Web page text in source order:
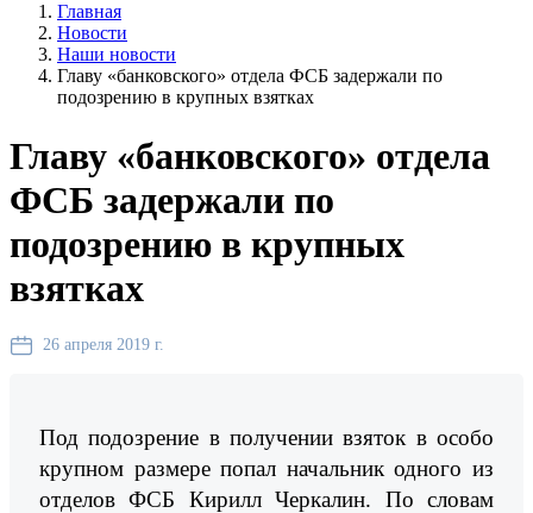
Главная
Новости
Наши новости
Главу «банковского» отдела ФСБ задержали по
подозрению в крупных взятках
Главу «банковского» отдела
ФСБ задержали по
подозрению в крупных
взятках
26 апреля 2019 г.
Под подозрение в получении взяток в особо
крупном размере попал начальник одного из
отделов ФСБ Кирилл Черкалин. По словам